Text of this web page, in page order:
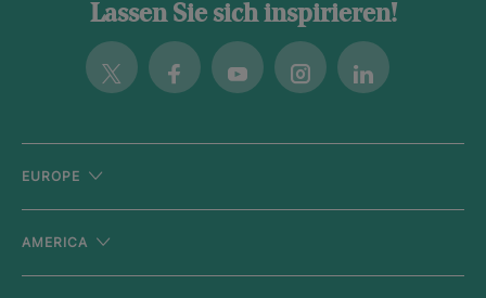
Lassen Sie sich inspirieren!
Twitter FacebookYoutubeInstagramLinkedin
EUROPE
AMERICA